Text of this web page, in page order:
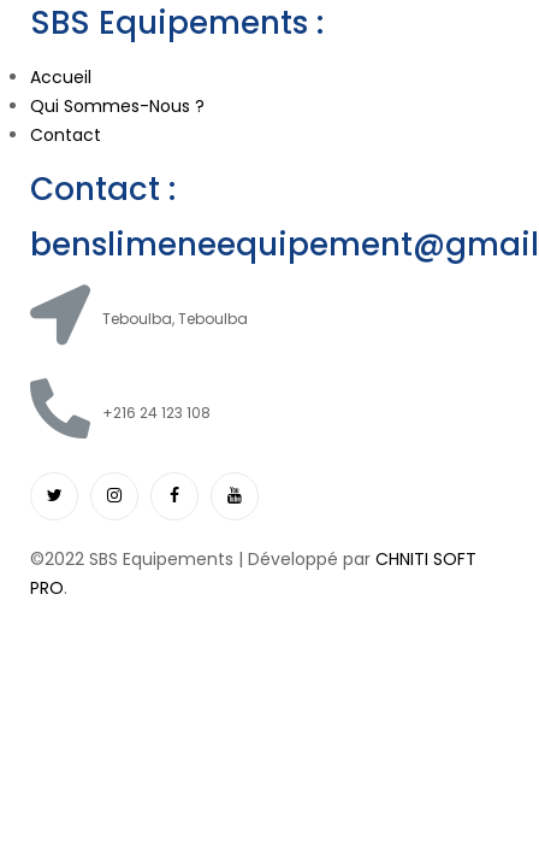
SBS Equipements :
Accueil
Qui Sommes-Nous ?
Contact
Contact :
Teboulba, Teboulba
+216 24 123 108
©2022 SBS Equipements | Développé par CHNITI SOFT
PRO.